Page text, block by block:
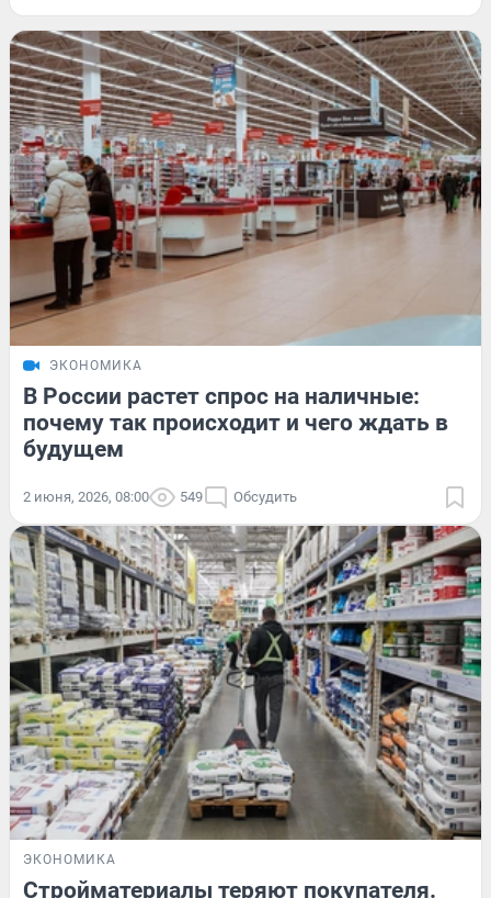
ЭКОНОМИКА
В России растет спрос на наличные:
почему так происходит и чего ждать в
будущем
2 июня, 2026, 08:00 549 Обсудить
ЭКОНОМИКА
Стройматериалы теряют покупателя.